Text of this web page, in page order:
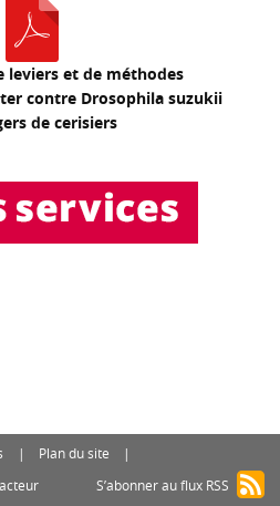
leviers et de méthodes
contre Drosophila suzukii
de cerisiers
Plan du site
S’abonner au flux RSS